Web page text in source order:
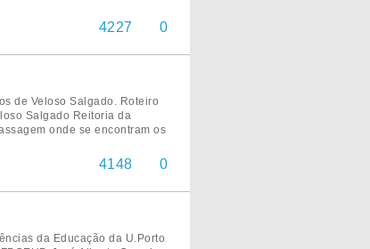
4227 0
de Veloso Salgado. Roteiro
Salgado Reitoria da
onde se encontram os
4148 0
da Educação da U.Porto